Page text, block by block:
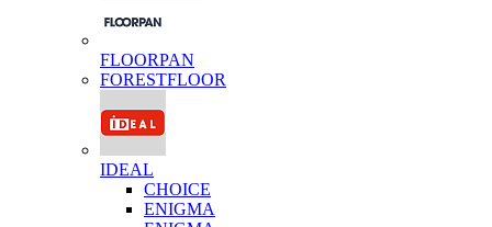
FLOORPAN
FORESTFLOOR
IDEAL
CHOICE
ENIGMA